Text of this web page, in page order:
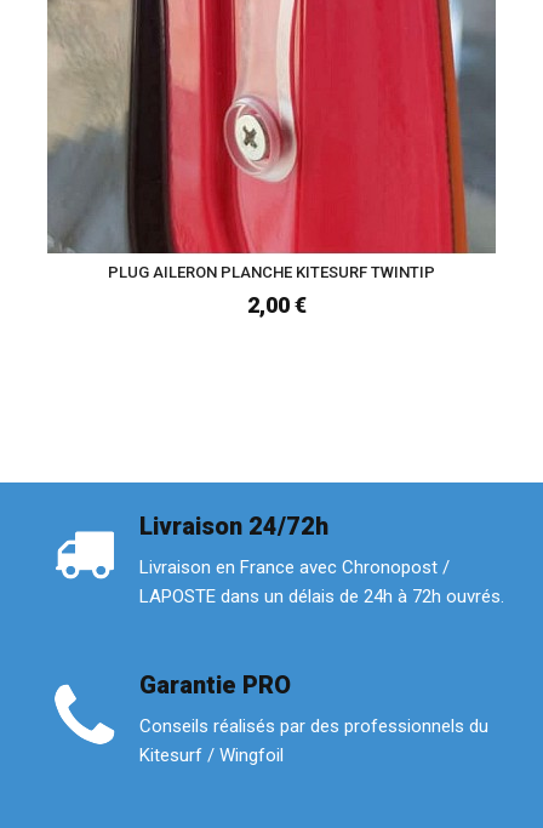
PLUG AILERON PLANCHE KITESURF TWINTIP
2,00 €
Livraison 24/72h
Livraison en France avec Chronopost /
LAPOSTE dans un délais de 24h à 72h ouvrés.
Garantie PRO
Conseils réalisés par des professionnels du
Kitesurf / Wingfoil